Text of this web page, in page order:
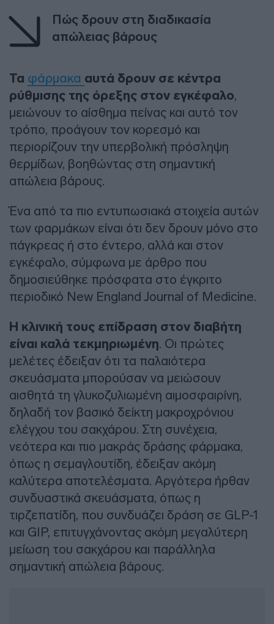
Πώς δρουν στη διαδικασία
απώλειας βάρους
Τα φάρμακα αυτά δρουν σε κέντρα
ρύθμισης της όρεξης στον εγκέφαλο,
μειώνουν το αίσθημα πείνας και αυτό τον
τρόπο, προάγουν τον κορεσμό και
περιορίζουν την υπερβολική πρόσληψη
θερμίδων, βοηθώντας στη σημαντική
απώλεια βάρους.
Ένα από τα πιο εντυπωσιακά στοιχεία αυτών
των φαρμάκων είναι ότι δεν δρουν μόνο στο
πάγκρεας ή στο έντερο, αλλά και στον
εγκέφαλο, σύμφωνα με άρθρο που
δημοσιεύθηκε πρόσφατα στο έγκριτο
περιοδικό New England Journal of Medicine.
Η κλινική τους επίδραση στον διαβήτη
είναι καλά τεκμηριωμένη. Οι πρώτες
μελέτες έδειξαν ότι τα παλαιότερα
σκευάσματα μπορούσαν να μειώσουν
αισθητά τη γλυκοζυλιωμένη αιμοσφαιρίνη,
δηλαδή τον βασικό δείκτη μακροχρόνιου
ελέγχου του σακχάρου. Στη συνέχεια,
νεότερα και πιο μακράς δράσης φάρμακα,
όπως η σεμαγλουτίδη, έδειξαν ακόμη
καλύτερα αποτελέσματα. Αργότερα ήρθαν
συνδυαστικά σκευάσματα, όπως η
τιρζεπατίδη, που συνδυάζει δράση σε GLP-1
και GIP, επιτυγχάνοντας ακόμη μεγαλύτερη
μείωση του σακχάρου και παράλληλα
σημαντική απώλεια βάρους.